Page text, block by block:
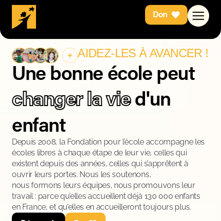
Don
AIDEZ-LES À AVANCER !
Une bonne école peut
changer la vied'un
enfant
Depuis 2008, la Fondation pour l’école accompagne les
écoles libres à chaque étape de leur vie, celles qui
existent depuis des années, celles qui s’apprêtent à
ouvrir leurs portes. Nous les soutenons,
nous formons leurs équipes, nous promouvons leur
travail : parce qu’elles accueillent déjà 130 000 enfants
en France, et qu’elles en accueilleront toujours plus.